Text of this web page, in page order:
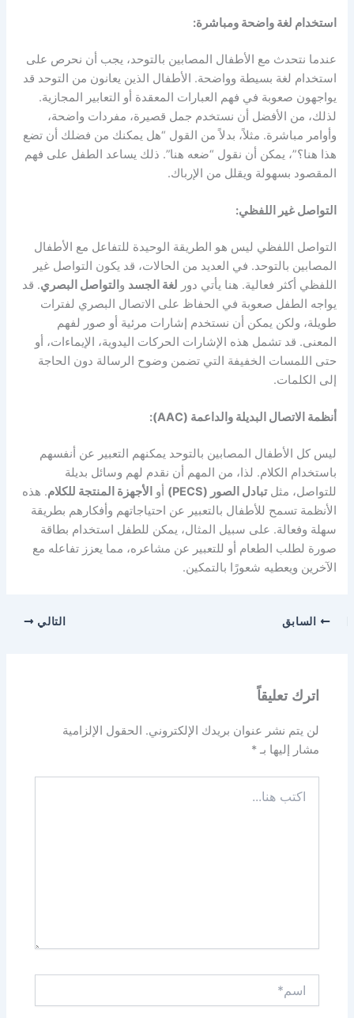
استخدام لغة واضحة ومباشرة:
عندما نتحدث مع الأطفال المصابين بالتوحد، يجب أن نحرص على
استخدام لغة بسيطة وواضحة. الأطفال الذين يعانون من التوحد قد
يواجهون صعوبة في فهم العبارات المعقدة أو التعابير المجازية.
لذلك، من الأفضل أن نستخدم جمل قصيرة، مفردات واضحة،
وأوامر مباشرة. مثلاً، بدلاً من القول “هل يمكنك من فضلك أن تضع
هذا هنا؟”، يمكن أن نقول “ضعه هنا”. ذلك يساعد الطفل على فهم
المقصود بسهولة ويقلل من الإرباك.
التواصل غير اللفظي:
التواصل اللفظي ليس هو الطريقة الوحيدة للتفاعل مع الأطفال
المصابين بالتوحد. في العديد من الحالات، قد يكون التواصل غير
اللفظي أكثر فعالية. هنا يأتي دور لغة الجسد و التواصل البصري. قد
يواجه الطفل صعوبة في الحفاظ على الاتصال البصري لفترات
طويلة، ولكن يمكن أن نستخدم إشارات مرئية أو صور لفهم
المعنى. قد تشمل هذه الإشارات الحركات اليدوية، الإيماءات، أو
حتى اللمسات الخفيفة التي تضمن وضوح الرسالة دون الحاجة
إلى الكلمات.
أنظمة الاتصال البديلة والداعمة (AAC):
ليس كل الأطفال المصابين بالتوحد يمكنهم التعبير عن أنفسهم
باستخدام الكلام. لذا، من المهم أن نقدم لهم وسائل بديلة
للتواصل، مثلتبادل الصور (PECS) أو الأجهزة المنتجة للكلام. هذه
الأنظمة تسمح للأطفال بالتعبير عن احتياجاتهم وأفكارهم بطريقة
سهلة وفعالة. على سبيل المثال، يمكن للطفل استخدام بطاقة
صورة لطلب الطعام أو للتعبير عن مشاعره، مما يعزز تفاعله مع
الآخرين ويعطيه شعورًا بالتمكين.
السابق التالي
اترك تعليقاً
لن يتم نشر عنوان بريدك الإلكتروني. الحقول الإلزامية
مشار إليها بـ*
هنا...